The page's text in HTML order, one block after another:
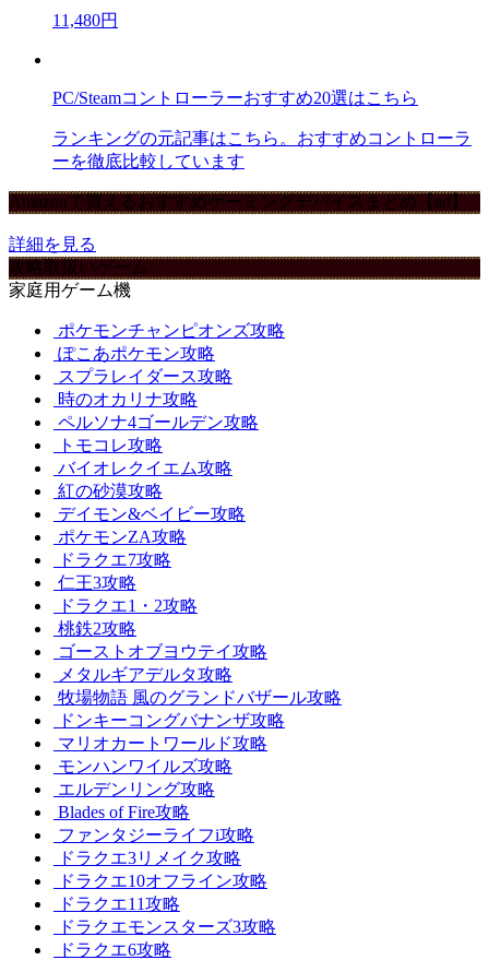
11,480円
PC/Steamコントローラーおすすめ20選はこちら
ランキングの元記事はこちら。おすすめコントローラ
ーを徹底比較しています
Amazonで買えるおすすめゲーミングデバイスまとめ【ad】
詳細を見る
攻略取扱いゲーム
家庭用ゲーム機
ポケモンチャンピオンズ攻略
ぽこあポケモン攻略
スプラレイダース攻略
時のオカリナ攻略
ペルソナ4ゴールデン攻略
トモコレ攻略
バイオレクイエム攻略
紅の砂漠攻略
デイモン&ベイビー攻略
ポケモンZA攻略
ドラクエ7攻略
仁王3攻略
ドラクエ1・2攻略
桃鉄2攻略
ゴーストオブヨウテイ攻略
メタルギアデルタ攻略
牧場物語 風のグランドバザール攻略
ドンキーコングバナンザ攻略
マリオカートワールド攻略
モンハンワイルズ攻略
エルデンリング攻略
Blades of Fire攻略
ファンタジーライフi攻略
ドラクエ3リメイク攻略
ドラクエ10オフライン攻略
ドラクエ11攻略
ドラクエモンスターズ3攻略
ドラクエ6攻略